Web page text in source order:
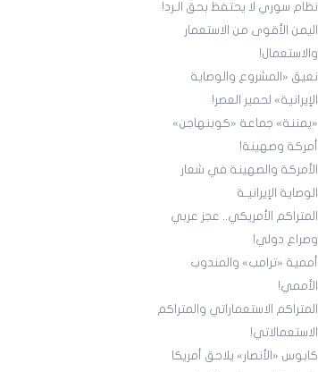
نظام سوري لا يحتفظ بحق الـرد!
اليمن الأقوى من الاستعمار
والاستعمال!
نعيق «المشروع والوصاية
الإيرانية» لحمير العصر!
«يمننة» جماعة «كوبنهاجن»
أمركة وصهينة!
الأمركة والصهينة في شعار
الوصاية الإيرانيـة
المتراكم الأمريكي.. عجز عربي
وصراع دولي!
أممية «ترامب» والمندوب
الأممي!
المتراكم الاستعماراتي والمتراكم
الاستعمالاتي!
كابوس «الأنصار» يلاحق أمريكا